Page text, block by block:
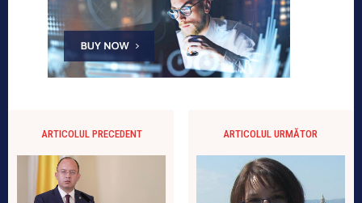
ARTICOLUL PRECEDENT ARTICOLUL URMĂTOR